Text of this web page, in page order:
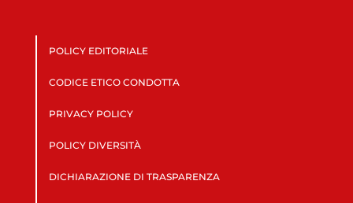
POLICY EDITORIALE
CODICE ETICO CONDOTTA
PRIVACY POLICY
POLICY DIVERSITÀ
DICHIARAZIONE DI TRASPARENZA